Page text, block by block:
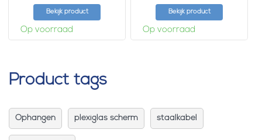
Bekijk product
Op voorraad
Bekijk product
Op voorraad
Product tags
Ophangen plexiglas scherm staalkabel